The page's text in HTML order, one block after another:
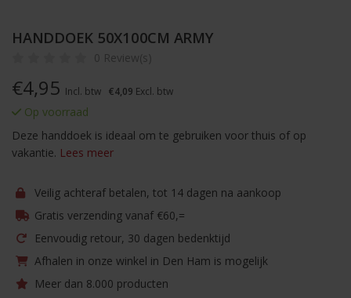
HANDDOEK 50X100CM ARMY
0 Review(s)
€4,95 Incl. btw €4,09 Excl. btw
Op voorraad
Deze handdoek is ideaal om te gebruiken voor thuis of op
vakantie. Lees meer
Veilig achteraf betalen, tot 14 dagen na aankoop
Gratis verzending vanaf €60,=
Eenvoudig retour, 30 dagen bedenktijd
Afhalen in onze winkel in Den Ham is mogelijk
Meer dan 8.000 producten